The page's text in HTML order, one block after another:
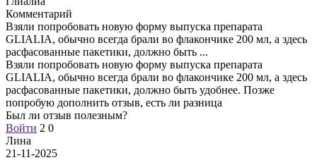
Комментарий
Взяли попробовать новую форму выпуска препарата
GLIALIA, обычно всегда брали во флакончике 200 мл, а здесь
расфасованные пакетики, должно быть ...
Взяли попробовать новую форму выпуска препарата
GLIALIA, обычно всегда брали во флакончике 200 мл, а здесь
расфасованные пакетики, должно быть удобнее. Позже
попробую дополнить отзыв, есть ли разница
Был ли отзыв полезным?
Войти 2 0
Лина
21-11-2025